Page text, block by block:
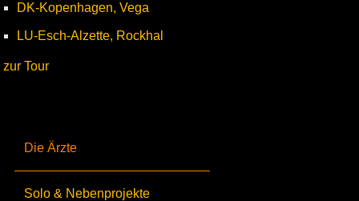
Die Ärzte
Solo & Nebenprojekte
DK-Kopenhagen, Vega
LU-Esch-Alzette, Rockhal
zur Tour